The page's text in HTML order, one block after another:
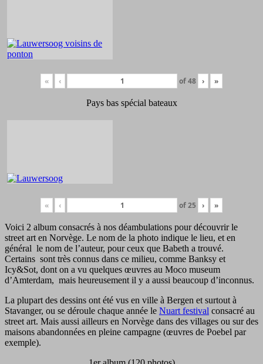
« ‹ of48 › »
Pays bas spécial bateaux
« ‹ of25 › »
Voici 2 album consacrés à nos déambulations pour découvrir le
street art en Norvège. Le nom de la photo indique le lieu, et en
général le nom de l’auteur, pour ceux que Babeth a trouvé.
Certains sont très connus dans ce milieu, comme Banksy et
Icy&Sot, dont on a vu quelques œuvres au Moco museum
d’Amterdam, mais heureusement il y a aussi beaucoup d’inconnus.
La plupart des dessins ont été vus en ville à Bergen et surtout à
Stavanger, ou se déroule chaque année le Nuart festival consacré au
street art. Mais aussi ailleurs en Norvège dans des villages ou sur des
maisons abandonnées en pleine campagne (œuvres de Poebel par
exemple).